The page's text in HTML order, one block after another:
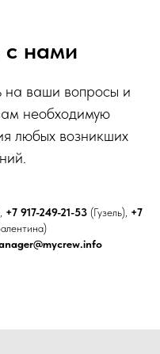
с нами
на ваши вопросы и
необходимую
любых возникших
+7 917-249-21-53 (Гузель), +7